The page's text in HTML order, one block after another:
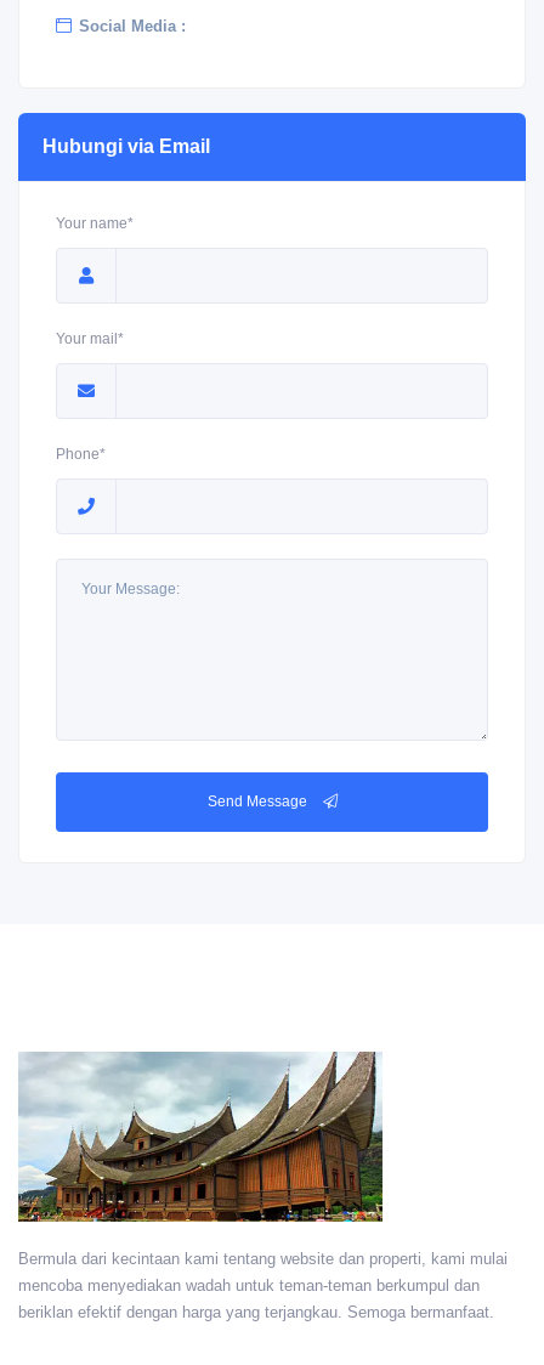
Social Media :
Hubungi via Email
Your name*
Your mail*
Phone*
Send Message
Bermula dari kecintaan kami tentang website dan properti, kami mulai
mencoba menyediakan wadah untuk teman-teman berkumpul dan
beriklan efektif dengan harga yang terjangkau. Semoga bermanfaat.